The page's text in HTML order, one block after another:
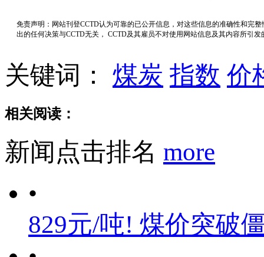
免责声明：网站刊登CCTD认为可靠的已公开信息，对这些信息的准确性和完
出的任何决策与CCTD无关， CCTD及其雇员不对使用网站信息及其内容所引
关键词： 煤炭 指数 价
相关阅读：
新闻点击排名 more
•
829元/吨! 煤价突破